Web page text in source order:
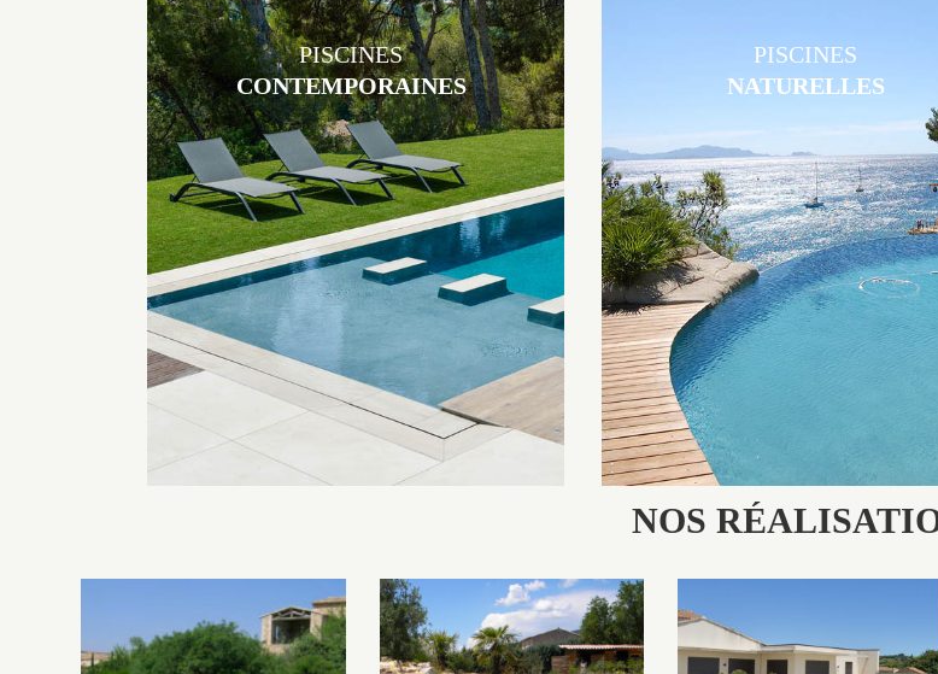
Les piscines en béton contemporaines Jacques Brens sont uniques
grâce au large choix de matériaux et de revêtements et les
nombreuses options disponibles, miroir, couloir de nage, plage
immergée, débordement.
PISCINES
CONTEMPORAINES
Les piscines en béton naturelles Jacques Brens sont
s’intègrent parfaitement à leur environnement grâce à
volume et de matière sur-mesure conçu par notre
spécialisé.
PISCINES
NATURELLES
NOS